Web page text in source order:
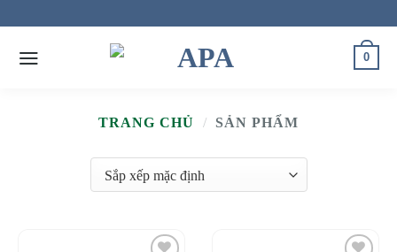
content
0
TRANG CHỦ / SẢN PHẨM